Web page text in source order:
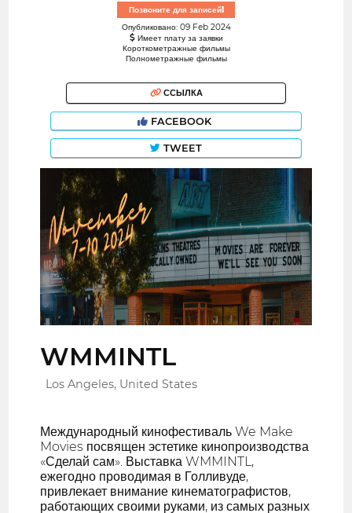
Позвоните для записей!
Опубликовано: 09 Feb 2024
Имеет плату за заявки
Короткометражные фильмы
Полнометражные фильмы
ССЫЛКА
FACEBOOK
TWEET
WMMINTL
Los Angeles, United States
Международный кинофестиваль We Make
Movies посвящен эстетике кинопроизводства
«Сделай сам». Выставка WMMINTL,
ежегодно проводимая в Голливуде,
привлекает внимание кинематографистов,
работающих своими руками, из самых разных